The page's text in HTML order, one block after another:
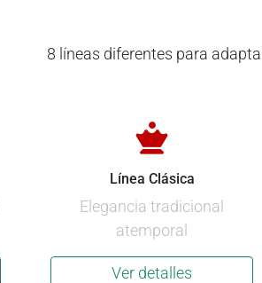
8 líneas diferentes para
Línea Clásica
Elegancia tradicional
atemporal
Ver detalles